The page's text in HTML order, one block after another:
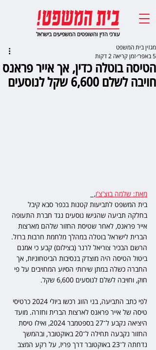
עורכי הדין והשופטים המשפיעים בישראל
הטיסה בוטלה כדין, אך אייר פראנס
חויבה לשלם 6,600 שקל לנוסעים
מגזין בית המשפט
5 באפר׳
זמן קריאה 2 דקות
מאת: שלמה בוצ'צ'ו,
בית המשפט לתביעות קטנות בכפר סבא קיבל
בחלקה תביעה שהגישו נוסעים נגד חברת התעופה
אייר פראנס, לאחר שטיסת החזור שלהם מארצות
הברית לישראל בוטלה במהלך מלחמת חרבות ברזל.
הרשם הבכיר צוריאל לרנר (בצילום) קבע כי אמנם
ביטול הטיסה היה מוצדק בנסיבות הביטחוניות, אך
החברה כשלה במתן שירותי הסיוע המחויבים על פי
חוק, וחויבה לשלם לנוסעים 6,600 שקל.
לפי כתב התביעה, בני הזוג רכשו ביולי 2024 כרטיסי
טיסה של אייר פראנס לארצות הברית וחזרה. מועד
היציאה נקבע ל־27 בספטמבר 2024, ואילו טיסת
החזור נקבעה תחילה ל־20 באוקטובר, ובהמשך
נדחתה ל־23 באוקטובר דרך פריז, על רקע המצב